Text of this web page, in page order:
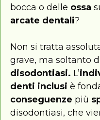
bocca o delle ossa
arcate dentali?
Non si tratta
grave, ma soltanto
disodontiasi. L’
denti inclusi è
conseguenze più
disodontiasi, che